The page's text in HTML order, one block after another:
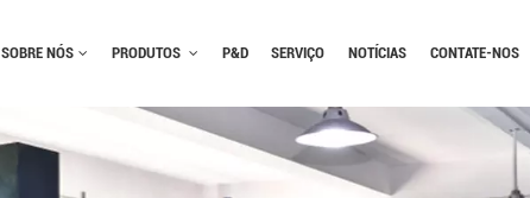
SOBRE NÓS PRODUTOS P&D SERVIÇO NOTÍCIAS CONTATE-NOS